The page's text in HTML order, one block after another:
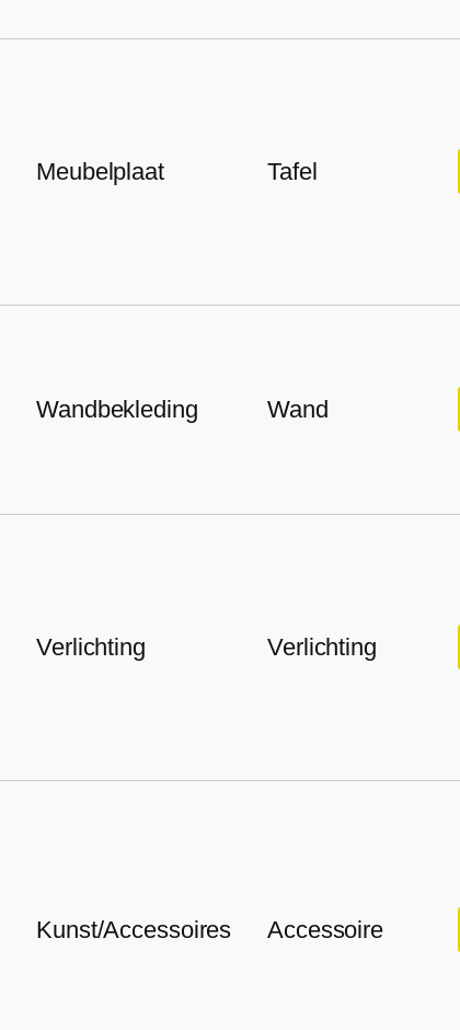
Meubelplaat Tafel
Wandbekleding Wand
Verlichting Verlichting
Kunst/Accessoires Accessoire